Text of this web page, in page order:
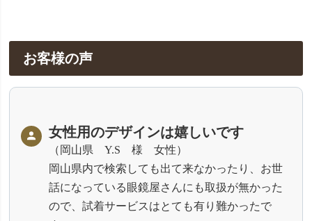
お客様の声
女性用のデザインは嬉しいです
岡山県 Y.S 様 女性
岡山県内で検索しても出て来なかったり、お世
話になっている眼鏡屋さんにも取扱が無かった
ので、試着サービスはとても有り難かったで